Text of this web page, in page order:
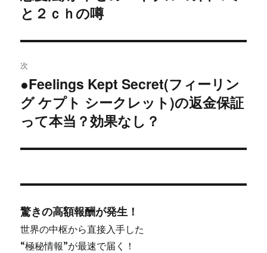
ナ
ビ
ゲ
ー
シ
去
投
稿:
と２ｃｈの噂
次
次
の
投
●Feelings Kept Secret(フィーリン
グ ケプト シークレット)の返金保証
って本当？効果なし？
驚きの高額報酬が発生！
世界の中枢から直接入手した
“極秘情報”が最速で届く！